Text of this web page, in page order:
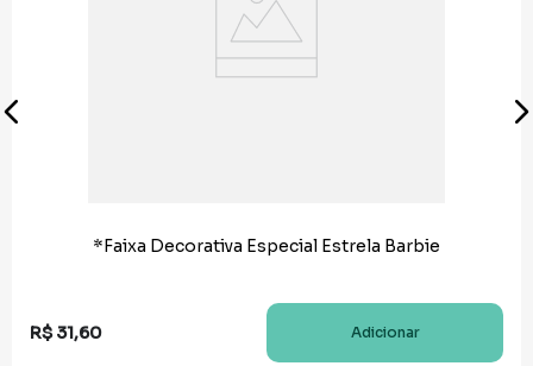
*Faixa Decorativa Especial Estrela Barbie
R$ 31,60 Adicionar